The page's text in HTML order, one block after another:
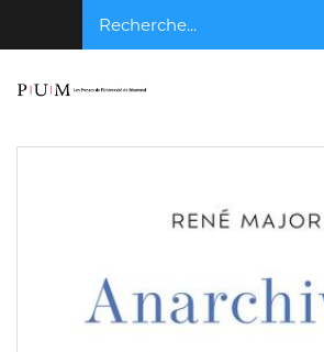
Recherche...